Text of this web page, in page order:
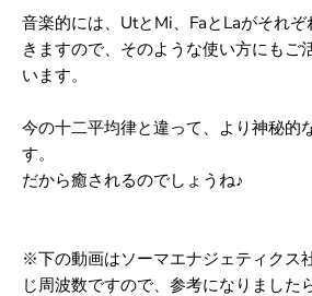
音楽的には、UtとMi、FaとLaがそれ
きますので、そのような使い方にもご
います。
今の十二平均律と違って、より神秘的
す。
だから癒されるのでしょうね♪
※下の動画はソーマエナジェティクス
じ周波数ですので、参考になりました